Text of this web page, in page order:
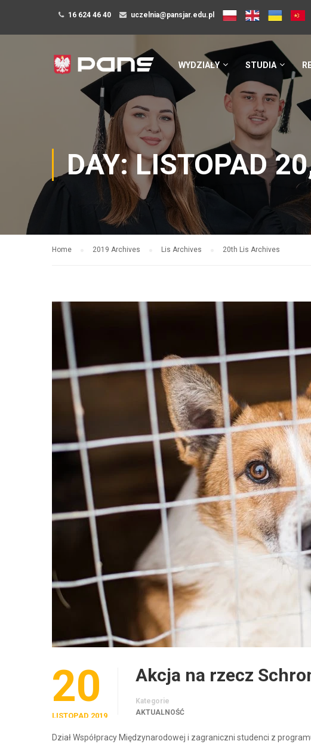
16 624 46 40 uczelnia@pansjar.edu.pl
WYDZIAŁY STUDIA
DAY: LISTOPAD
Home 2019 Archives Lis Archives 20th Lis Archives
20
LISTOPAD 2019
Akcja na rzecz
Kategorie
AKTUALNOŚĆ
Dział Współpracy Międzynarodowej i zagraniczni studenci z